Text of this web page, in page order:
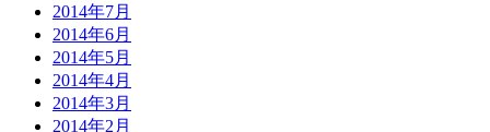
2014年7月
2014年6月
2014年5月
2014年4月
2014年3月
2014年2月